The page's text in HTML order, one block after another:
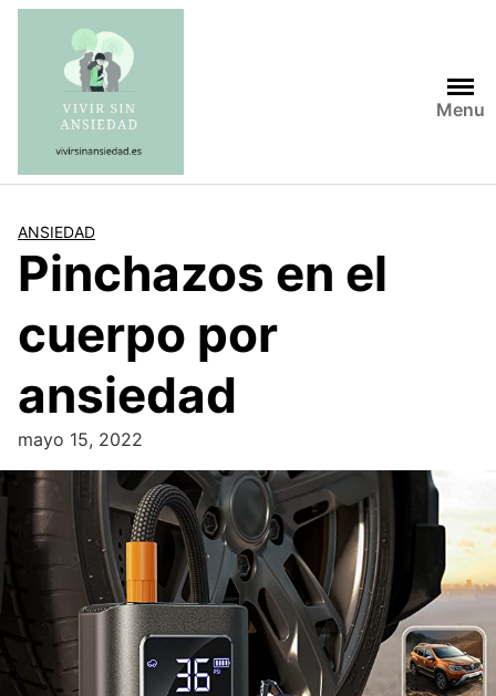
Saltar
contenido
Menu
ANSIEDAD
Pinchazos en el
cuerpo por
ansiedad
mayo 15, 2022